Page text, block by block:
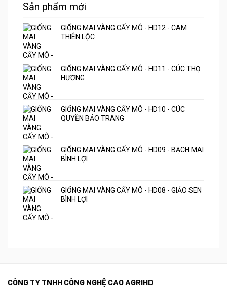
Sản phẩm mới
GIỐNG MAI VÀNG CẤY MÔ - HD12 - CAM
THIÊN LỘC
GIỐNG MAI VÀNG CẤY MÔ - HD11 - CÚC THỌ
HƯƠNG
GIỐNG MAI VÀNG CẤY MÔ - HD10 - CÚC
QUYỀN BẢO TRANG
GIỐNG MAI VÀNG CẤY MÔ - HD09 - BẠCH MAI
BÌNH LỢI
GIỐNG MAI VÀNG CẤY MÔ - HD08 - GIẢO SEN
BÌNH LỢI
CÔNG TY TNHH CÔNG NGHỆ CAO AGRIHD